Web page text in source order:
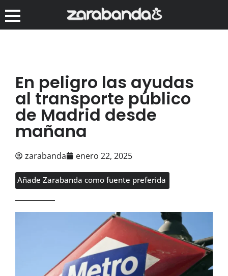
En peligro las ayudas
al transporte público
de Madrid desde
mañana
zarabanda enero 22, 2025
Añade Zarabanda como fuente preferida